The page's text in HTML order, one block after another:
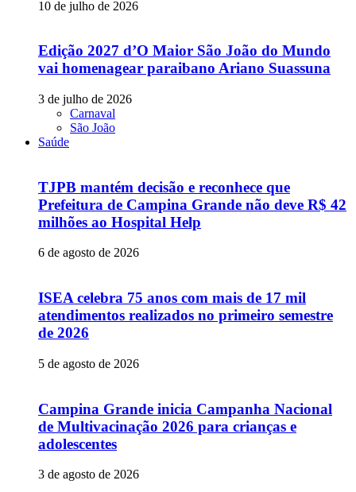
10 de julho de 2026
Edição 2027 d’O Maior São João do Mundo
vai homenagear paraibano Ariano Suassuna
3 de julho de 2026
Carnaval
São João
Saúde
TJPB mantém decisão e reconhece que
Prefeitura de Campina Grande não deve R$ 42
milhões ao Hospital Help
6 de agosto de 2026
ISEA celebra 75 anos com mais de 17 mil
atendimentos realizados no primeiro semestre
de 2026
5 de agosto de 2026
Campina Grande inicia Campanha Nacional
de Multivacinação 2026 para crianças e
adolescentes
3 de agosto de 2026